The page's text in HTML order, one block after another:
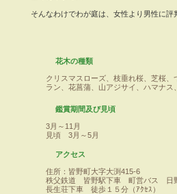
そんなわけでわが庭は、女性より男性に評
花木の種類
クリスマスローズ、枝垂れ桜、芝桜、
ラン、花菖蒲、山アジサイ、ハマナ
鑑賞期間及び見頃
3月～11月
見頃 3月～5月
アクセス
住所：皆野町大字大渕415-6
秩父鉄道 皆野駅下車 町営バス 日
長生荘下車 徒歩１５分（ｱｸｾｽ）